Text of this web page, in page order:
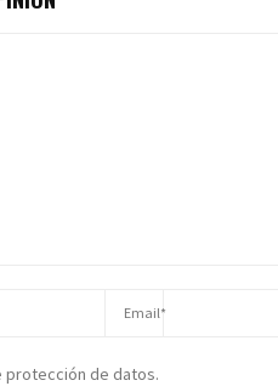
protección de datos.